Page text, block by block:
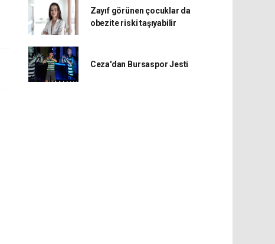
Zayıf görünen çocuklar da
obezite riski taşıyabilir
Ceza'dan Bursaspor Jesti